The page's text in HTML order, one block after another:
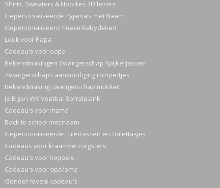
Shirts, Sweaters & Hoodies 3D letters
Gepersonaliseerde Pyjama’s met Naam
Gepersonaliseerd Fleece Babydeken
Leuk voor Papa
Cadeau's voor papa
Bekendmakingen Zwangerschap Spijkerjassen
Zwangerschaps aankondiging rompertjes
Bekendmaking zwangerschap mokken
Je Eigen WK Voetbal Borrelplank
Cadeau's voor mama
Back to school met naam
Gepersonaliseerde Luiertassen en Toilettasjes
Cadeaus voor kraamverzorgsters
Cadeau's voor koppels
Cadeau's voor opa/oma
Gender reveal cadeau's